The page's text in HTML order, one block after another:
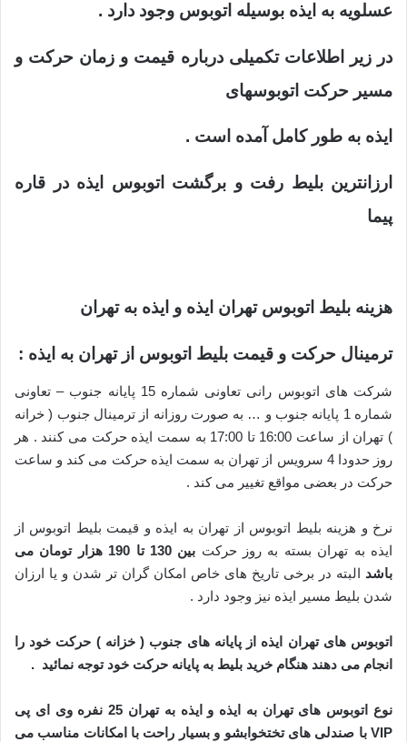
عسلویه به ایذه بوسیله اتوبوس وجود دارد .
در زیر اطلاعات تکمیلی درباره قیمت و زمان حرکت و
مسیر حرکت اتوبوسهای
ایذه به طور کامل آمده است .
ارزانترین بلیط رفت و برگشت اتوبوس ایذهدر قاره
پیما
هزینه بلیط اتوبوس تهران ایذه و ایذه به تهران
ترمینال حرکت و قیمت بلیط اتوبوس از تهران به ایذه :
شرکت های اتوبوس رانی تعاونی شماره 15 پایانه جنوب – تعاونی
شماره 1 پایانه جنوب و … به صورت روزانه از ترمینال جنوب ( خرانه
) تهران از ساعت 16:00 تا 17:00 به سمت ایذه حرکت می کنند . هر
روز حدودا 4 سرویس از تهران به سمت ایذه حرکت می کند و ساعت
حرکت در بعضی مواقع تغییر می کند .
نرخ و هزینه بلیط اتوبوس از تهران به ایذه و قیمت بلیط اتوبوس از
ایذه به تهران بسته به روز حرکت
بین 130 تا 190 هزار تومان می
باشد البته در برخی تاریخ های خاص امکان گران تر شدن و یا ارزان
شدن بلیط مسیر ایذه نیز وجود دارد .
اتوبوس های تهران ایذه از پایانه های جنوب ( خزانه ) حرکت خود را
انجام می دهند هنگام خرید بلیط به پایانه حرکت خود توجه نمائید .
نوع اتوبوس های تهران به ایذه و ایذه به تهران 25 نفره وی ای پی
VIP با صندلی های تختخوابشو و بسیار راحت با امکانات مناسب می